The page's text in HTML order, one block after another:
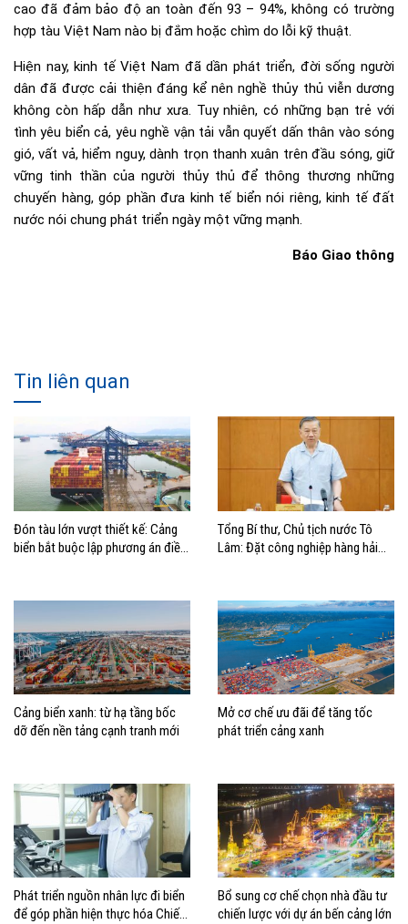
cao đã đảm bảo độ an toàn đến 93 – 94%, không có trường
hợp tàu Việt Nam nào bị đắm hoặc chìm do lỗi kỹ thuật.
Hiện nay, kinh tế Việt Nam đã dần phát triển, đời sống người
dân đã được cải thiện đáng kể nên nghề thủy thủ viễn dương
không còn hấp dẫn như xưa. Tuy nhiên, có những bạn trẻ với
tình yêu biển cả, yêu nghề vận tải vẫn quyết dấn thân vào sóng
gió, vất vả, hiểm nguy, dành trọn thanh xuân trên đầu sóng, giữ
vững tinh thần của người thủy thủ để thông thương những
chuyến hàng, góp phần đưa kinh tế biển nói riêng, kinh tế đất
nước nói chung phát triển ngày một vững mạnh.
Báo Giao thông
Tin liên quan
Đón tàu lớn vượt thiết kế: Cảng
biển bắt buộc lập phương án điều
Tổng Bí thư, Chủ tịch nước Tô
Lâm: Đặt công nghiệp hàng hải
biển mạnh
Cảng biển xanh: từ hạ tầng bốc
dỡ đến nền tảng cạnh tranh mới
Mở cơ chế ưu đãi để tăng tốc
phát triển cảng xanh
Phát triển nguồn nhân lực đi biển
để góp phần hiện thực hóa Chiến
Bổ sung cơ chế chọn nhà đầu tư
chiến lược với dự án bến cảng lớn